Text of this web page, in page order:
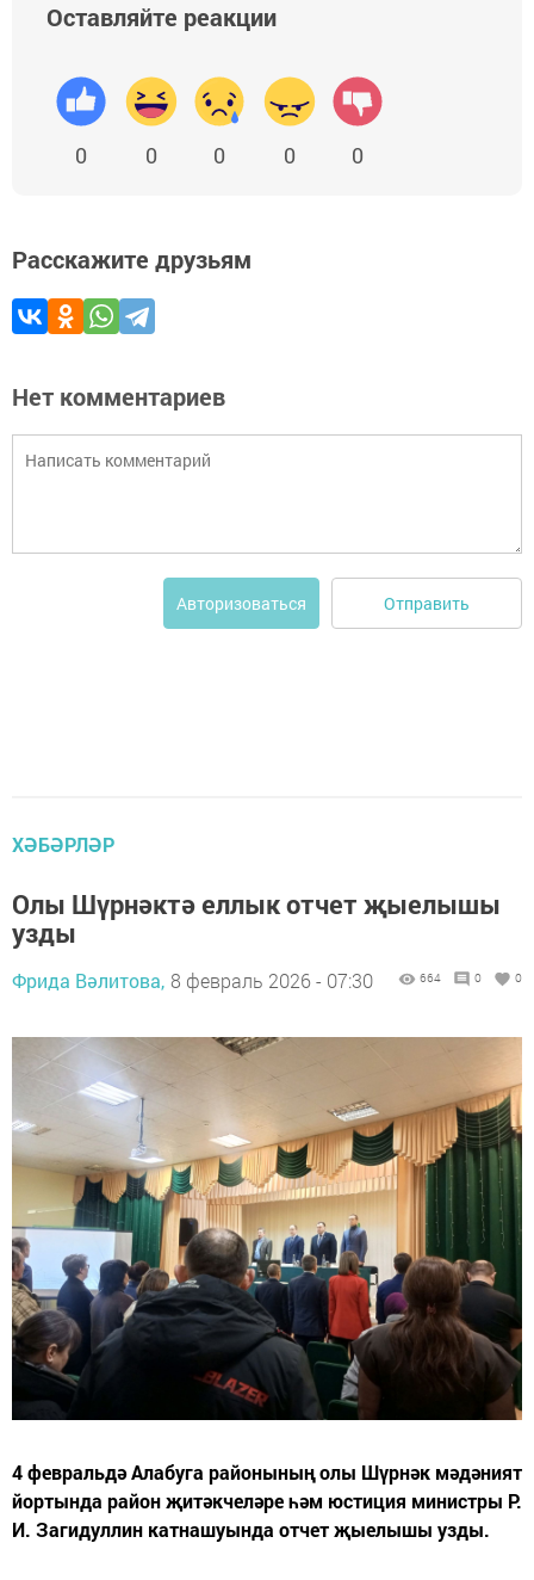
Оставляйте реакции
0 0 0 0 0
Расскажите друзьям
Нет комментариев
Авторизоваться Отправить
ХӘБӘРЛӘР
Олы Шүрнәктә еллык отчет җыелышы
узды
Фрида Вәлитова, 8 февраль 2026 - 07:30 664 0 0
4 февральдә Алабуга районының олы Шүрнәк мәдәният
йортында район җитәкчеләре һәм юстиция министры Р.
И. Загидуллин катнашуында отчет җыелышы узды.